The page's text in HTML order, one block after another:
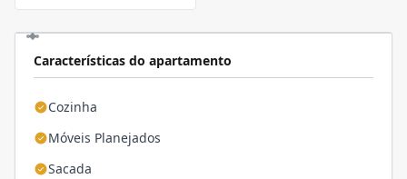
Características do apartamento
Cozinha
Móveis Planejados
Sacada